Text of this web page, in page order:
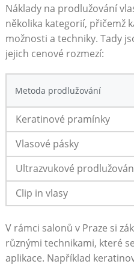
Náklady na prodlužování
několika kategorií, přičemž
možnosti a techniky. Tady
jejich cenové rozmezí:
Metoda prodlužování
Keratinové pramínky
Vlasové pásky
Ultrazvukové
Clip in vlasy
V rámci salonů v Praze si
různými technikami, které
aplikace. Například